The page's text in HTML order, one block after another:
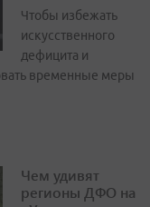
Чтобы избежать
искусственного
дефицита и
временные меры
Чем удивят
регионы ДФО на